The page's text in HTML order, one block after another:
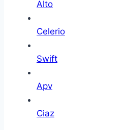
Alto
Celerio
Swift
Apv
Ciaz